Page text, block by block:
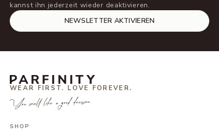
kannst ihn jederzeit wieder deaktivieren.
NEWSLETTER AKTIVIEREN
WEAR FIRST. LOVE FOREVER.
You smell like a good decision.
SHOP